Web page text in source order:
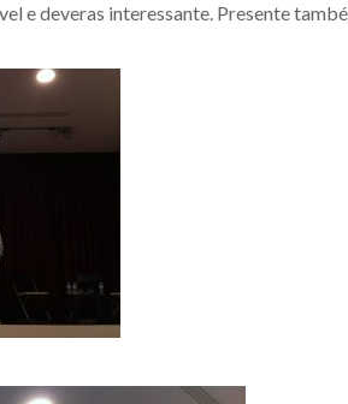
e deveras interessante. Presente